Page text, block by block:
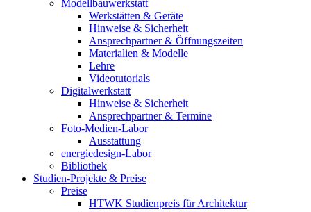
Modellbauwerkstatt
Werkstätten & Geräte
Hinweise & Sicherheit
Ansprechpartner & Öffnungszeiten
Materialien & Modelle
Lehre
Videotutorials
Digitalwerkstatt
Hinweise & Sicherheit
Ansprechpartner & Termine
Foto-Medien-Labor
Ausstattung
energiedesign-Labor
Bibliothek
Studien-Projekte & Preise
Preise
HTWK Studienpreis für Architektur